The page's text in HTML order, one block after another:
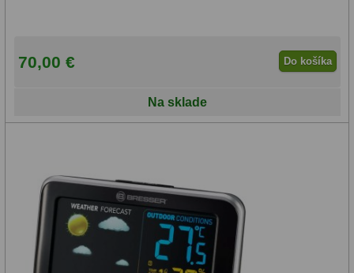
70,00 € Do košíka
Na sklade